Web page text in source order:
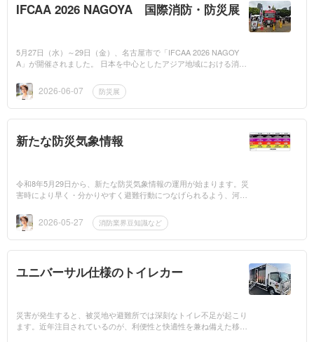
IFCAA 2026 NAGOYA 国際消防・防災展
5月27日（水）～29日（金）、名古屋市で「IFCAA 2026 NAGOY
A」が開催されました。 日本を中心としたアジア地域における消防
い。https://www....
2026-06-07 防災展
新たな防災気象情報
令和8年5月29日から、新たな防災気象情報の運用が始まります。災
害時により早く・分かりやすく避難行動につなげられるよう、河川
の警戒レベル...
2026-05-27 消防業界豆知識など
ユニバーサル仕様のトイレカー
災害が発生すると、被災地や避難所では深刻なトイレ不足が起こり
ます。近年注目されているのが、利便性と快適性を兼ね備えた移動